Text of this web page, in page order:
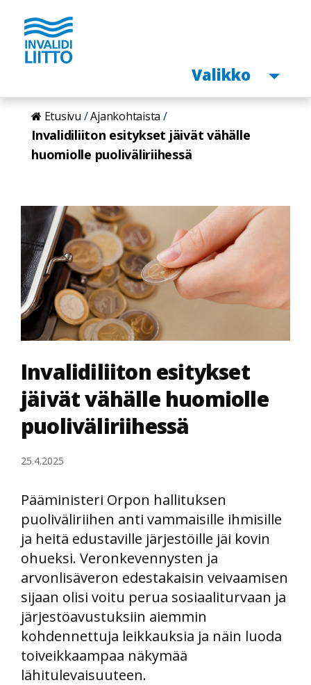
Hyppää
pääsisältöön
Avaa
Valikko
Etusivu Ajankohtaista
Invalidiliiton esitykset jäivät vähälle
huomiolle puoliväliriihessä
Invalidiliiton esitykset
jäivät vähälle huomiolle
puoliväliriihessä
25.4.2025
Pääministeri Orpon hallituksen
puoliväliriihen anti vammaisille ihmisille
ja heitä edustaville järjestöille jäi kovin
ohueksi. Veronkevennysten ja
arvonlisäveron edestakaisin veivaamisen
sijaan olisi voitu perua sosiaaliturvaan ja
järjestöavustuksiin aiemmin
kohdennettuja leikkauksia ja näin luoda
toiveikkaampaa näkymää
lähitulevaisuuteen.